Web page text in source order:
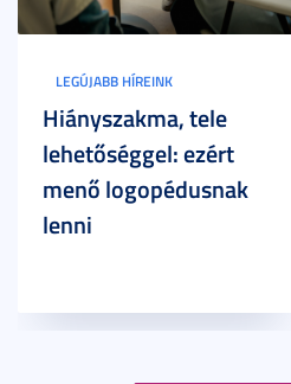
LEGÚJABB HÍREINK
Hiányszakma, tele
lehetőséggel: ezért
menő logopédusnak
lenni